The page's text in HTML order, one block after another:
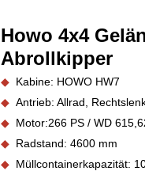
Howo 4x4
Abrollkipper
◆ Kabine: HOWO HW7
◆ Antrieb: Allrad,
◆ Motor:266 PS / WD
◆ Radstand: 4600 mm
◆ Müllcontainerkapazität: